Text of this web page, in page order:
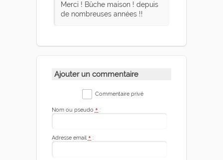
Merci ! Bûche maison ! depuis
de nombreuses années !!
Ajouter un commentaire
Commentaire privé
Nom ou pseudo * :
Adresse email * :